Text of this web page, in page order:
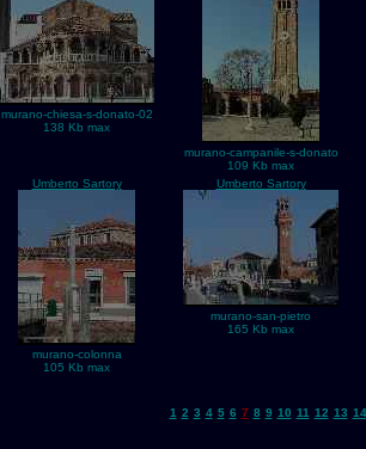
murano-chiesa-s-donato-02
138 Kb max
murano-campanile-s-donato
109 Kb max
Umberto Sartory
murano-colonna
105 Kb max
Umberto Sartory
murano-san-pietro
165 Kb max
1 2 3 4 5 6 7 8 9 10 11 12 13 14